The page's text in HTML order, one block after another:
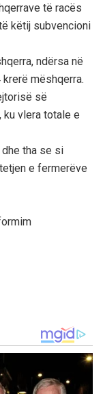
të racës
këtij subvencioni
ndërsa në
mëshqerra.
së
vlera totale e
tha se si
e fermerëve